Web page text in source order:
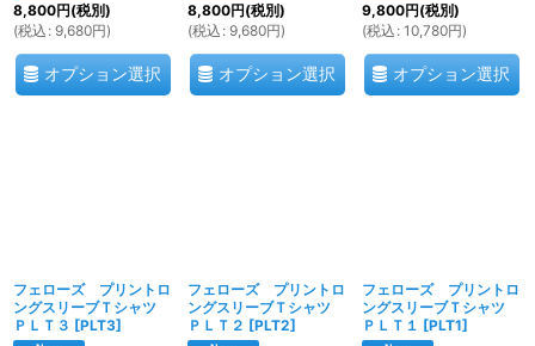
8,800円(税別)
(税込 : 9,680円)
オプション選択
8,800円(税別)
(税込 : 9,680円)
オプション選択
9,800円(税別)
(税込 : 10,780円)
オプション選択
フェローズ プリントロ
ングスリーブＴシャツ
ＰＬＴ３ [PLT3]
フェローズ プリントロ
ングスリーブＴシャツ
ＰＬＴ２ [PLT2]
フェローズ プリントロ
ングスリーブＴシャツ
ＰＬＴ１ [PLT1]